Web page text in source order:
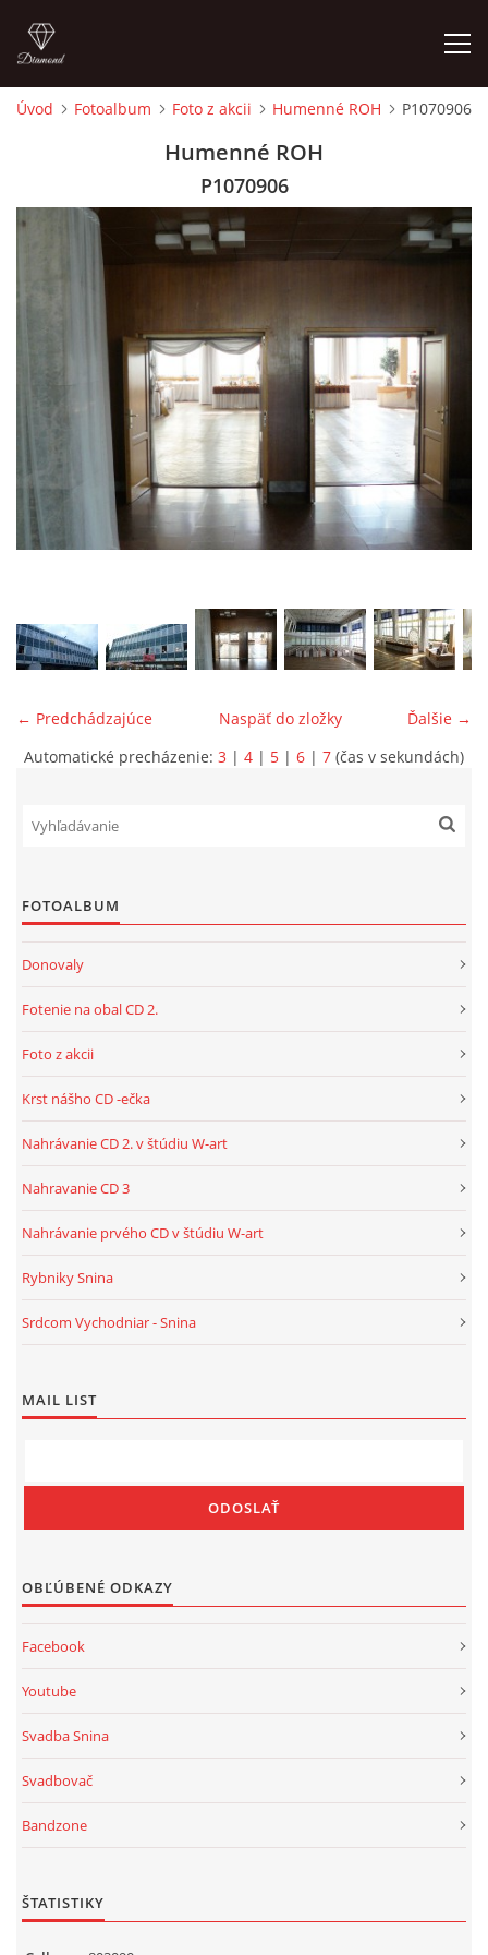
FOTOALBUM
NÁVŠTEVNÁ KNIHA
ONÁS
Úvod Fotoalbum Foto z akcii Humenné ROH P1070906
Humenné ROH
P1070906
← Predchádzajúce Ďalšie →
Naspäť do zložky
Automatické precházenie: 3 | 4 | 5 | 6 | 7 (čas v sekundách)
FOTOALBUM
Donovaly
Fotenie na obal CD 2.
Foto z akcii
Krst nášho CD -ečka
Nahrávanie CD 2. v štúdiu W-art
Nahravanie CD 3
Nahrávanie prvého CD v štúdiu W-art
Rybniky Snina
Srdcom Vychodniar - Snina
MAIL LIST
OBĽÚBENÉ ODKAZY
Facebook
Youtube
Svadba Snina
Svadbovač
Bandzone
ŠTATISTIKY